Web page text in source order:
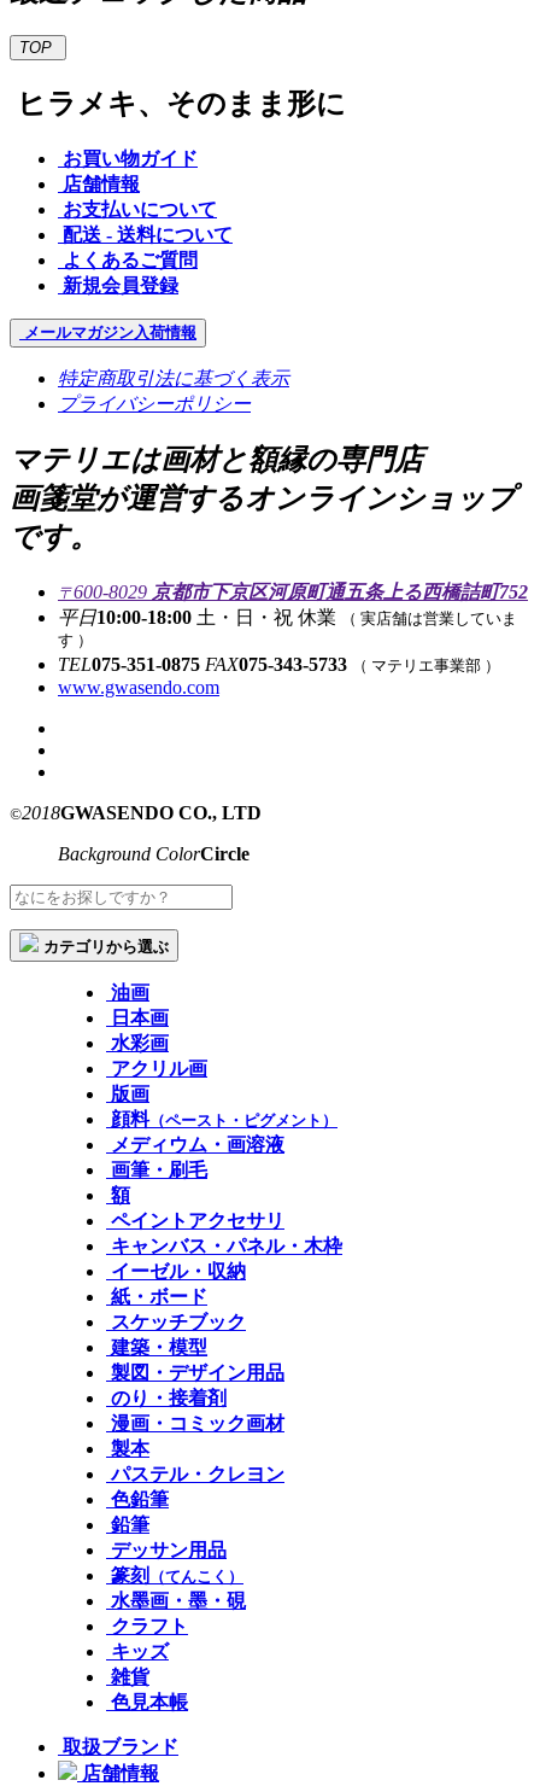
TOP
ヒラメキ、そのまま形に
お買い物ガイド
店舗情報
お支払いについて
配送 - 送料について
よくあるご質問
新規会員登録
メールマガジン入荷情報
特定商取引法に基づく表示
プライバシーポリシー
マテリエは画材と額縁の専門店
画箋堂が運営するオンラインショップ
です。
〒600-8029 京都市下京区河原町通五条上る西橋詰町752
平日10:00-18:00 土・日・祝 休業 （ 実店舗は営業していま
す ）
TEL075-351-0875 FAX075-343-5733 （ マテリエ事業部 ）
www.gwasendo.com
©2018GWASENDO CO., LTD
Background ColorCircle
カテゴリから選ぶ
油画
日本画
水彩画
アクリル画
版画
顔料（ペースト・ピグメント）
メディウム・画溶液
画筆・刷毛
額
ペイントアクセサリ
キャンバス・パネル・木枠
イーゼル・収納
紙・ボード
スケッチブック
建築・模型
製図・デザイン用品
のり・接着剤
漫画・コミック画材
製本
パステル・クレヨン
色鉛筆
鉛筆
デッサン用品
篆刻
（てんこく）
水墨画・墨・硯
クラフト
キッズ
雑貨
色見本帳
取扱ブランド
店舗情報